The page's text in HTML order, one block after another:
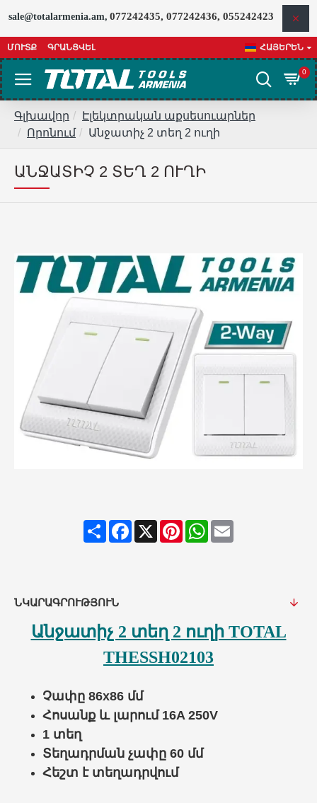
sale@totalarmenia.am, 077242435, 077242436, 055242423
ՄՈՒՏՔ ԳՐԱՆՑՎԵԼ ՀԱՅԵՐԵՆ
0
Գլխավոր
Էլեկտրական աքսեսուարներ
Որոնում
Անջատիչ 2 տեղ 2 ուղի
ԱՆՋԱՏԻՉ 2 ՏԵՂ 2 ՈՒՂԻ
ShareFacebook
X PinterestWhatsApp
Email
ՆԿԱՐԱԳՐՈՒԹՅՈՒՆ
Անջատիչ 2 տեղ 2 ուղի TOTAL
THESSH02103
Չափը 86x86 մմ
Հոսանք և լարում 16A 250V
1 տեղ
Տեղադրման չափը 60 մմ
Հեշտ է տեղադրվում